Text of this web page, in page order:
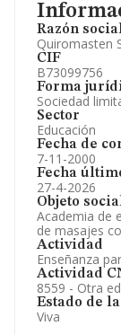
Razón
Quiromasten
CIF
B73099756
Forma
Sociedad
Sector
Educación
Fecha de
7-11-2000
Fecha
27-4-2026
Objeto
Academia de
de masajes
Actividad
Enseñanza
Actividad
8559 - Otra
Estado de
Viva